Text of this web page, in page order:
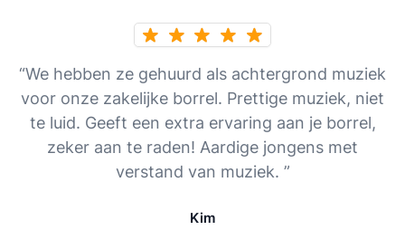
“We hebben ze gehuurd als achtergrond muziek
voor onze zakelijke borrel. Prettige muziek, niet
te luid. Geeft een extra ervaring aan je borrel,
zeker aan te raden! Aardige jongens met
verstand van muziek. ”
Kim